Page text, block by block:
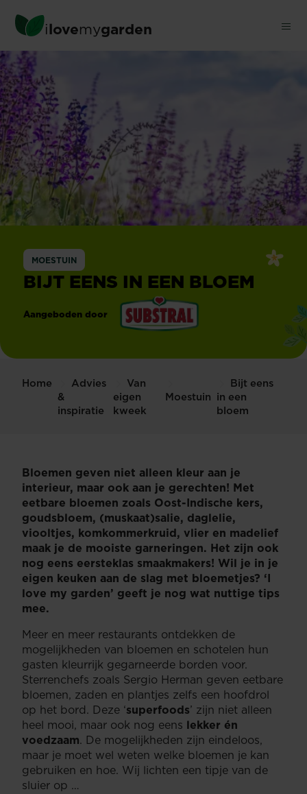
main
content
ilovemygarden
MOESTUIN
BIJT EENS IN EEN BLOEM
Aangeboden door
Home
Advies
&
inspiratie
Van
eigen
kweek
Moestuin
Bijt eens
in een
bloem
Bloemen geven niet alleen kleur aan je
interieur, maar ook aan je gerechten! Met
eetbare bloemen zoals Oost-Indische kers,
goudsbloem, (muskaat)salie, daglelie,
viooltjes, komkommerkruid, vlier en madelief
maak je de mooiste garneringen. Het zijn ook
nog eens eersteklas smaakmakers! Wil je in je
eigen keuken aan de slag met bloemetjes? ‘I
love my garden’ geeft je nog wat nuttige tips
mee.
Meer en meer restaurants ontdekken de
mogelijkheden van bloemen en schotelen hun
gasten kleurrijk gegarneerde borden voor.
Sterrenchefs zoals Sergio Herman geven eetbare
bloemen, zaden en plantjes zelfs een hoofdrol
op het bord. Deze ‘superfoods’ zijn niet alleen
heel mooi, maar ook nog eens lekker én
voedzaam. De mogelijkheden zijn eindeloos,
maar je moet wel weten welke bloemen je kan
gebruiken en hoe. Wij lichten een tipje van de
sluier op …